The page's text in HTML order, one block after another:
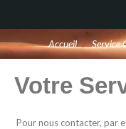
Accueil / Service
Votre
Pour nous contacter, par